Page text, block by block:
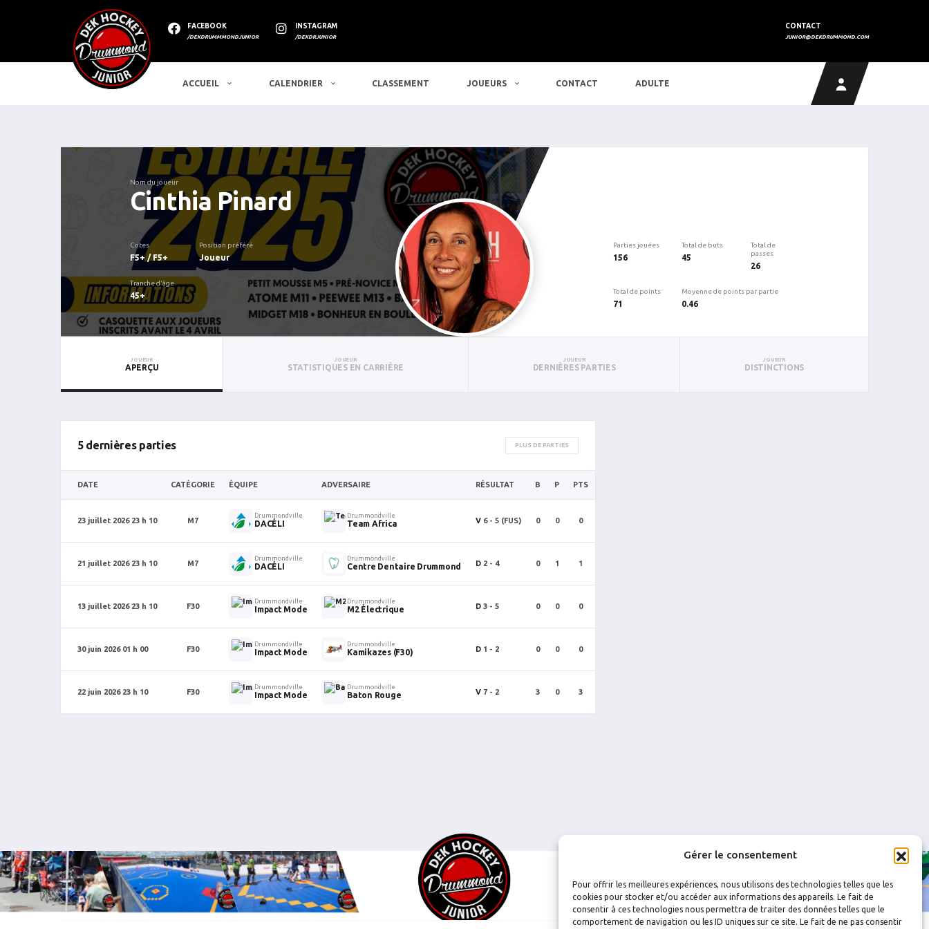
Gérer le consentement
Pour offrir les meilleures expériences, nous utilisons des technologies telles que les
cookies pour stocker et/ou accéder aux informations des appareils. Le fait de
consentir à ces technologies nous permettra de traiter des données telles que le
comportement de navigation ou les ID uniques sur ce site. Le fait de ne pas consentir
FACEBOOK
/DEKDRUMMMONDJUNIOR
INSTAGRAM
/DEKDRJUNIOR
CONTACT
JUNIOR@DEKDRUMMOND.COM
ACCUEIL CALENDRIER CLASSEMENT JOUEURS CONTACT ADULTE
Nom du joueur
Cinthia Pinard
Cotes
F5+ / F5+
Position préféré
Joueur
Tranche d'âge
45+
Parties jouées
156
Total de buts
45
Total de
passes
26
Total de points
71
Moyenne de points par partie
0.46
JOUEUR
APERÇU
JOUEUR
STATISTIQUES EN CARRIÈRE
JOUEUR
DERNIÈRES PARTIES
JOUEUR
DISTINCTIONS
5 dernières parties PLUS DE PARTIES
DATE CATÉGORIE ÉQUIPE ADVERSAIRE RÉSULTAT B P PTS
23 juillet 2026 23 h 10 M7
Drummondville
DACÉLI
Drummondville
Team Africa V 6 - 5 (FUS) 0 0 0
21 juillet 2026 23 h 10 M7
Drummondville
DACÉLI
Drummondville
Centre Dentaire Drummond D 2 - 4 0 1 1
13 juillet 2026 23 h 10 F30
Drummondville
Impact Mode
Drummondville
M2 Électrique D 3 - 5 0 0 0
30 juin 2026 01 h 00 F30
Drummondville
Impact Mode
Drummondville
Kamikazes (F30) D 1 - 2 0 0 0
22 juin 2026 23 h 10 F30
Drummondville
Impact Mode
Drummondville
Baton Rouge V 7 - 2 3 0 3